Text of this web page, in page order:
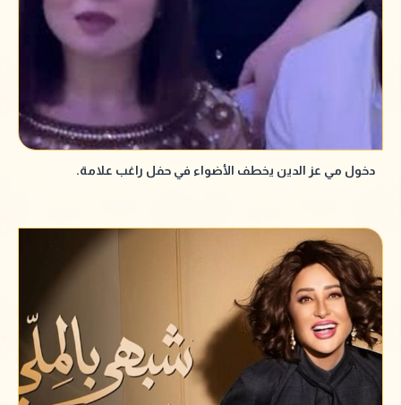
دخول مي عز الدين يخطف الأضواء في حفل راغب علامة.